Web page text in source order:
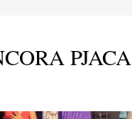
PJACA